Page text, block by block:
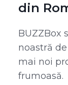
din
BUZZBox
noastră
mai noi
frumoasă.